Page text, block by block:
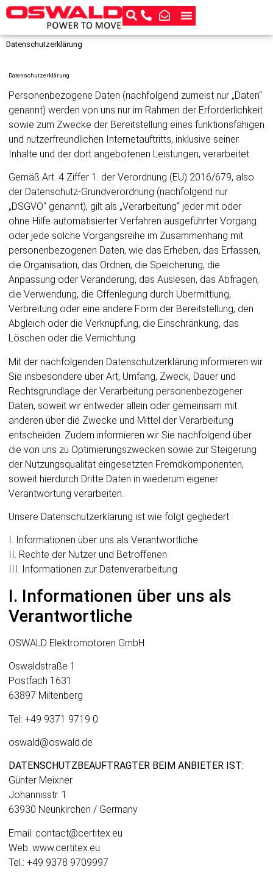
Datenschutzerklärung
Datenschutzerklärung
Personenbezogene Daten (nachfolgend zumeist nur „Daten“
genannt) werden von uns nur im Rahmen der Erforderlichkeit
sowie zum Zwecke der Bereitstellung eines funktionsfähigen
und nutzerfreundlichen Internetauftritts, inklusive seiner
Inhalte und der dort angebotenen Leistungen, verarbeitet.
Gemäß Art. 4 Ziffer 1. der Verordnung (EU) 2016/679, also
der Datenschutz-Grundverordnung (nachfolgend nur
„DSGVO“ genannt), gilt als „Verarbeitung“ jeder mit oder
ohne Hilfe automatisierter Verfahren ausgeführter Vorgang
oder jede solche Vorgangsreihe im Zusammenhang mit
personenbezogenen Daten, wie das Erheben, das Erfassen,
die Organisation, das Ordnen, die Speicherung, die
Anpassung oder Veränderung, das Auslesen, das Abfragen,
die Verwendung, die Offenlegung durch Übermittlung,
Verbreitung oder eine andere Form der Bereitstellung, den
Abgleich oder die Verknüpfung, die Einschränkung, das
Löschen oder die Vernichtung.
Mit der nachfolgenden Datenschutzerklärung informieren wir
Sie insbesondere über Art, Umfang, Zweck, Dauer und
Rechtsgrundlage der Verarbeitung personenbezogener
Daten, soweit wir entweder allein oder gemeinsam mit
anderen über die Zwecke und Mittel der Verarbeitung
entscheiden. Zudem informieren wir Sie nachfolgend über
die von uns zu Optimierungszwecken sowie zur Steigerung
der Nutzungsqualität eingesetzten Fremdkomponenten,
soweit hierdurch Dritte Daten in wiederum eigener
Verantwortung verarbeiten.
Unsere Datenschutzerklärung ist wie folgt gegliedert:
I. Informationen über uns als Verantwortliche
II. Rechte der Nutzer und Betroffenen
III. Informationen zur Datenverarbeitung
I. Informationen über uns als
Verantwortliche
OSWALD Elektro­motoren GmbH
Oswaldstraße 1
Postfach 1631
63897 Miltenberg
Tel: +49 9371 9719 0
oswald@oswald.de
DATENSCHUTZBEAUFTRAGTER BEIM ANBIETER IST:
Günter Meixner
Johannisstr. 1
63930 Neunkirchen / Germany
Email: contact@certitex.eu
Web: www.certitex.eu
Tel.: +49 9378 9709997